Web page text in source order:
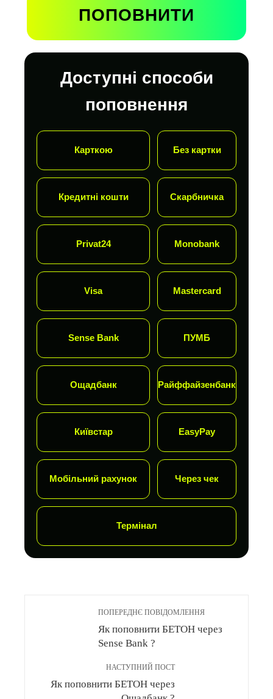
ПОПОВНИТИ
Доступні способи
поповнення
Карткою Без картки
Кредитні кошти Скарбничка
Privat24 Monobank
Visa Mastercard
Sense Bank ПУМБ
Ощадбанк Райффайзенбанк
Київстар EasyPay
Мобільний рахунок Через чек
Термінал
ПОПЕРЕДНЄ ПОВІДОМЛЕННЯ
Як поповнити БЕТОН через
Sense Bank ?
НАСТУПНИЙ ПОСТ
Як поповнити БЕТОН через